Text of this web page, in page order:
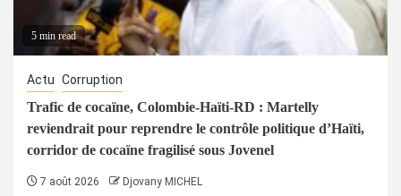
5 min read
Actu Corruption
Trafic de cocaïne, Colombie-Haïti-RD : Martelly
reviendrait pour reprendre le contrôle politique d’Haïti,
corridor de cocaïne fragilisé sous Jovenel
7 août 2026 Djovany MICHEL